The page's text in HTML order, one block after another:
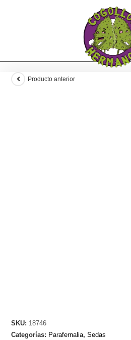
Producto anterior
SKU: 18746
Categorías: Parafernalia,Sedas